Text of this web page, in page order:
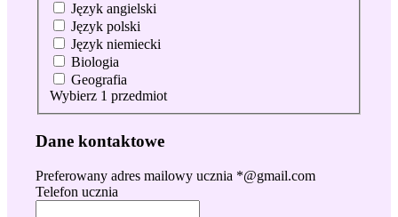
Język angielski
Język polski
Język niemiecki
Biologia
Geografia
Wybierz 1 przedmiot
Dane kontaktowe
Preferowany adres mailowy ucznia *@gmail.com
Telefon ucznia